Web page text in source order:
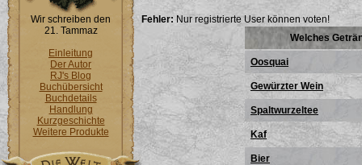
Wir schreiben den
21. Tammaz
Einleitung
Der Autor
RJ's Blog
Buchübersicht
Buchdetails
Handlung
Kurzgeschichte
Weitere Produkte
Fehler:Nur registrierte User können voten!
Welches
Oosquai
Gewürzter Wein
Spaltwurzeltee
Kaf
Bier